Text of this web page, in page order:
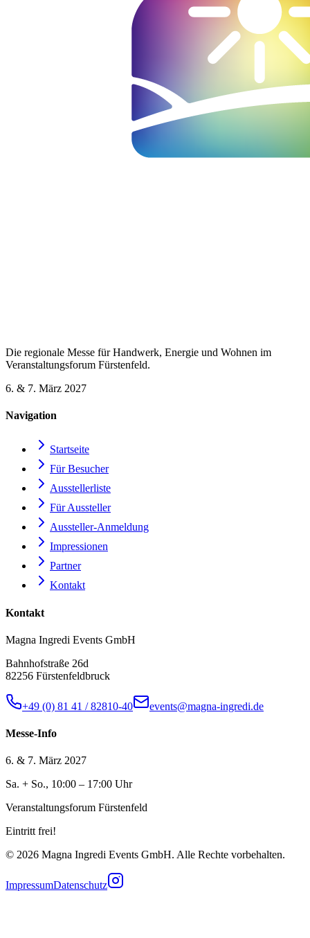
Die regionale Messe für Handwerk, Energie und Wohnen im
Veranstaltungsforum Fürstenfeld.
6. & 7. März 2027
Navigation
Startseite
Für Besucher
Ausstellerliste
Für Aussteller
Aussteller-Anmeldung
Impressionen
Partner
Kontakt
Kontakt
Magna Ingredi Events GmbH
Bahnhofstraße 26d
82256 Fürstenfeldbruck
+49 (0) 81 41 / 82810-40 events@magna-ingredi.de
Messe-Info
6. & 7. März 2027
Sa. + So., 10:00 – 17:00 Uhr
Veranstaltungsforum Fürstenfeld
Eintritt frei!
© 2026 Magna Ingredi Events GmbH. Alle Rechte vorbehalten.
ImpressumDatenschutz